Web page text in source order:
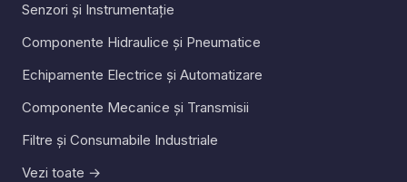
Senzori și Instrumentație
Componente Hidraulice și Pneumatice
Echipamente Electrice și Automatizare
Componente Mecanice și Transmisii
Filtre și Consumabile Industriale
Vezi toate →